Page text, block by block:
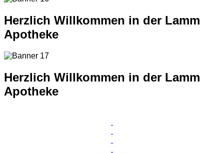
Herzlich Willkommen in der Lamm
Apotheke
Herzlich Willkommen in der Lamm
Apotheke